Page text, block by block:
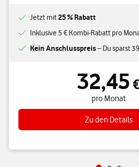
Jetzt mit25 % Rabatt
Inklusive 5 € Kombi-Rabatt pro
Kein Anschlusspreis– Du sparst
32,45
pro Monat
Zu den Details